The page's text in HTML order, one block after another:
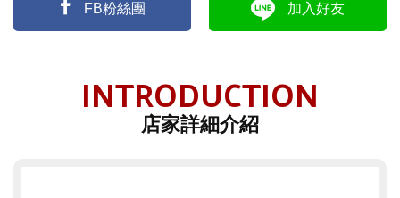
FB粉絲團 加入好友
INTRODUCTION
店家詳細介紹